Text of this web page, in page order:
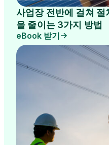
사업장 전반에 걸쳐
을 줄이는 3가지 방법
eBook 받기